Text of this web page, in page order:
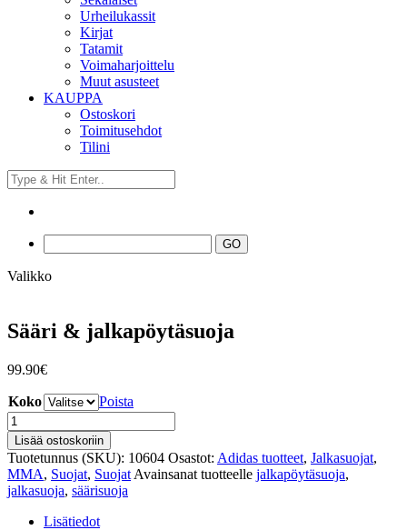
Urheilukassit
Kirjat
Tatamit
Voimaharjoittelu
Muut asusteet
KAUPPA
Ostoskori
Toimitusehdot
Tilini
Valikko
Sääri & jalkapöytäsuoja
99.90€
Koko
Poista
Sääri
&
jalkapöytäsuoja
määrä
Lisää ostoskoriin
Tuotetunnus (SKU): 10604 Osastot: Adidas tuotteet, Jalkasuojat,
MMA, Suojat, Suojat Avainsanat tuotteelle jalkapöytäsuoja,
jalkasuoja, säärisuoja
Lisätiedot